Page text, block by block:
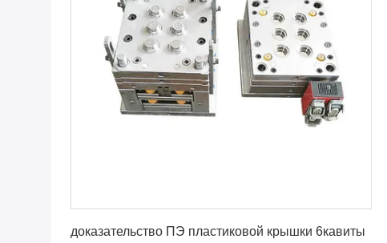
доказательство ПЭ пластиковой крышки 6кавиты